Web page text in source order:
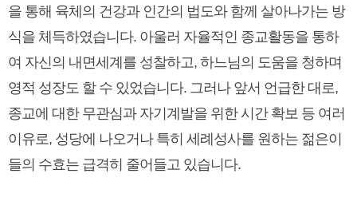
을 통해 육체의 건강과 인간의 법도와 함께 살아나가는 방
식을 체득하였습니다. 아울러 자율적인 종교활동을 통하
여 자신의 내면세계를 성찰하고, 하느님의 도움을 청하며
영적 성장도 할 수 있었습니다. 그러나 앞서 언급한 대로,
종교에 대한 무관심과 자기계발을 위한 시간 확보 등 여러
이유로, 성당에 나오거나 특히 세례성사를 원하는 젊은이
들의 수효는 급격히 줄어들고 있습니다.